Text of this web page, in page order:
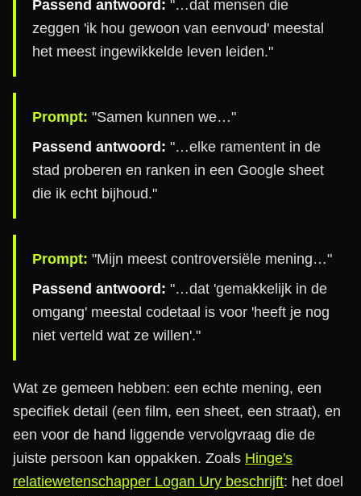
Passend antwoord: "…dat mensen die
zeggen 'ik hou gewoon van eenvoud' meestal
het meest ingewikkelde leven leiden."
Prompt: "Samen kunnen we…"
Passend antwoord: "…elke ramentent in de
stad proberen en ranken in een Google sheet
die ik echt bijhoud."
Prompt: "Mijn meest controversiële mening…"
Passend antwoord: "…dat 'gemakkelijk in de
omgang' meestal codetaal is voor 'heeft je nog
niet verteld wat ze willen'."
Wat ze gemeen hebben: een echte mening, een
specifiek detail (een film, een sheet, een straat), en
een voor de hand liggende vervolgvraag die de
juiste persoon kan oppakken. Zoals Hinge's
relatiewetenschapper Logan Ury beschrijft: het doel